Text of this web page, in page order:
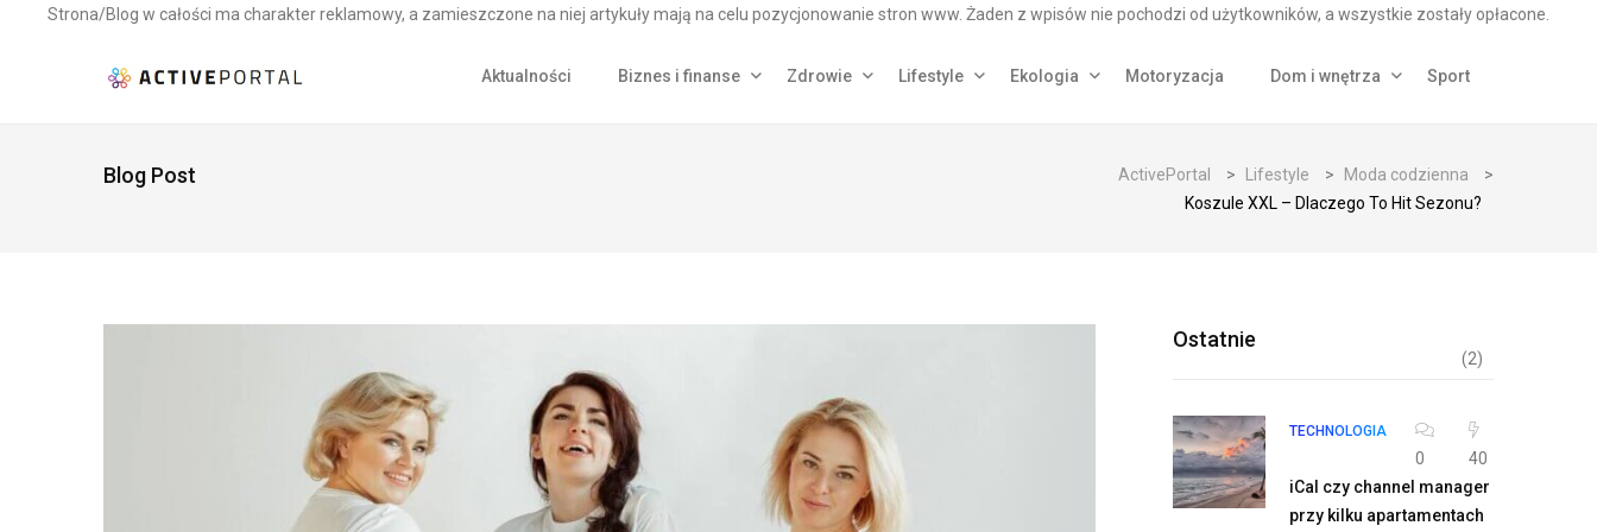
Strona/Blog w całości ma charakter reklamowy, a zamieszczone na niej artykuły mają na celu pozycjonowanie stron www. Żaden z wpisów nie pochodzi od użytkowników, a wszystkie zostały opłacone.
Aktualności Biznes i finanse Zdrowie Lifestyle Ekologia Motoryzacja Dom i wnętrza Sport
Blog Post ActivePortal > Lifestyle > Moda codzienna
>
Koszule XXL – Dlaczego To Hit Sezonu?
Ostatnie
TECHNOLOGIA
0
40
iCal czy channel manager
przy kilku apartamentach
(2)